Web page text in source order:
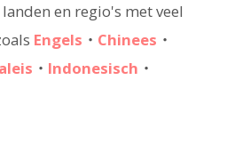
en regio's met veel
Engels ・ Chinees ・
・ Indonesisch ・